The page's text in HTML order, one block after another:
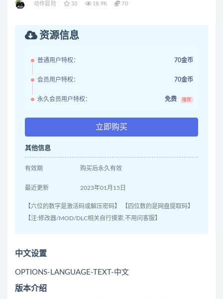
动作冒险 33 18.9K 70
资源信息
普通用户特权： 70金币
会员用户特权： 70金币
永久会员用户特权： 免费 推荐
立即购买
其他信息
有效期 购买后永久有效
最近更新 2023年01月15日
【六位的数字是激活码或解压密码】 【四位数的是网盘提取码】
【注:修改器/MOD/DLC相关自行摸索,不用问客服】
中文设置
OPTIONS-LANGUAGE-TEXT-中文
版本介绍